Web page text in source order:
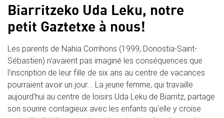
Biarritzeko Uda Leku, notre
petit Gaztetxe à nous!
Les parents de Nahia Corrihons (1999, Donostia-Saint-
Sébastien) n'avaient pas imaginé les conséquences que
l'inscription de leur fille de six ans au centre de vacances
pourraient avoir un jour... La jeune femme, qui travaille
aujourd'hui au centre de loisirs Uda Leku de Biarritz, partage
son sourire contagieux avec les enfants qu'elle y croise